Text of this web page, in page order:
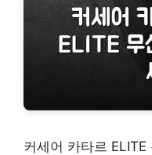
커세어 카타르